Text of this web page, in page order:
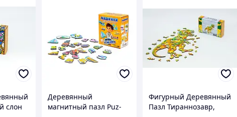
слон
Деревянный
магнитный пазл Puz-
Фигурный Деревянный
Пазл Тираннозавр,